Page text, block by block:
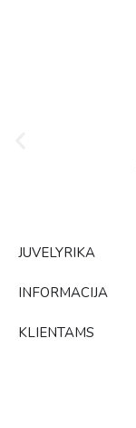
JUVELYRIKA
INFORMACIJA
KLIENTAMS